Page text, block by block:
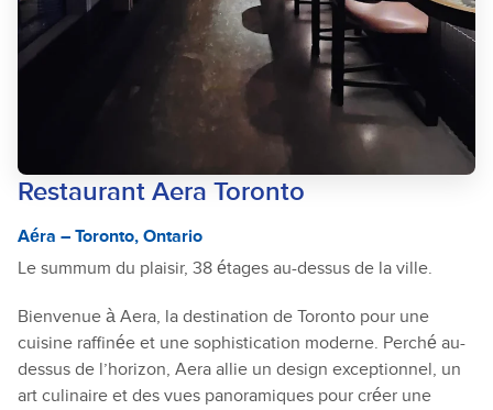
Restaurant Aera Toronto
Aéra – Toronto, Ontario
Le summum du plaisir, 38 étages au-dessus de la ville.
Bienvenue à Aera, la destination de Toronto pour une
cuisine raffinée et une sophistication moderne. Perché au-
dessus de l’horizon, Aera allie un design exceptionnel, un
art culinaire et des vues panoramiques pour créer une